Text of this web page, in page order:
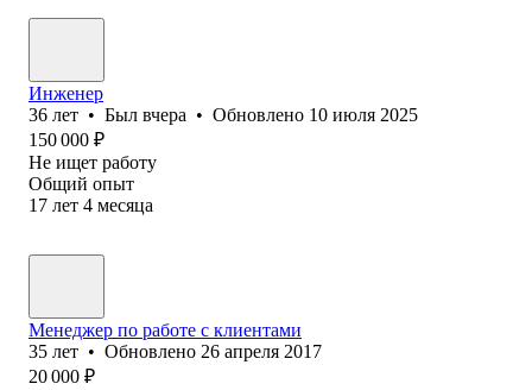
Инженер
36 лет • Был вчера • Обновлено 10 июля 2025
150 000 ₽
Не ищет работу
Общий опыт
17 лет 4 месяца
Менеджер по работе с клиентами
35 лет • Обновлено 26 апреля 2017
20 000 ₽